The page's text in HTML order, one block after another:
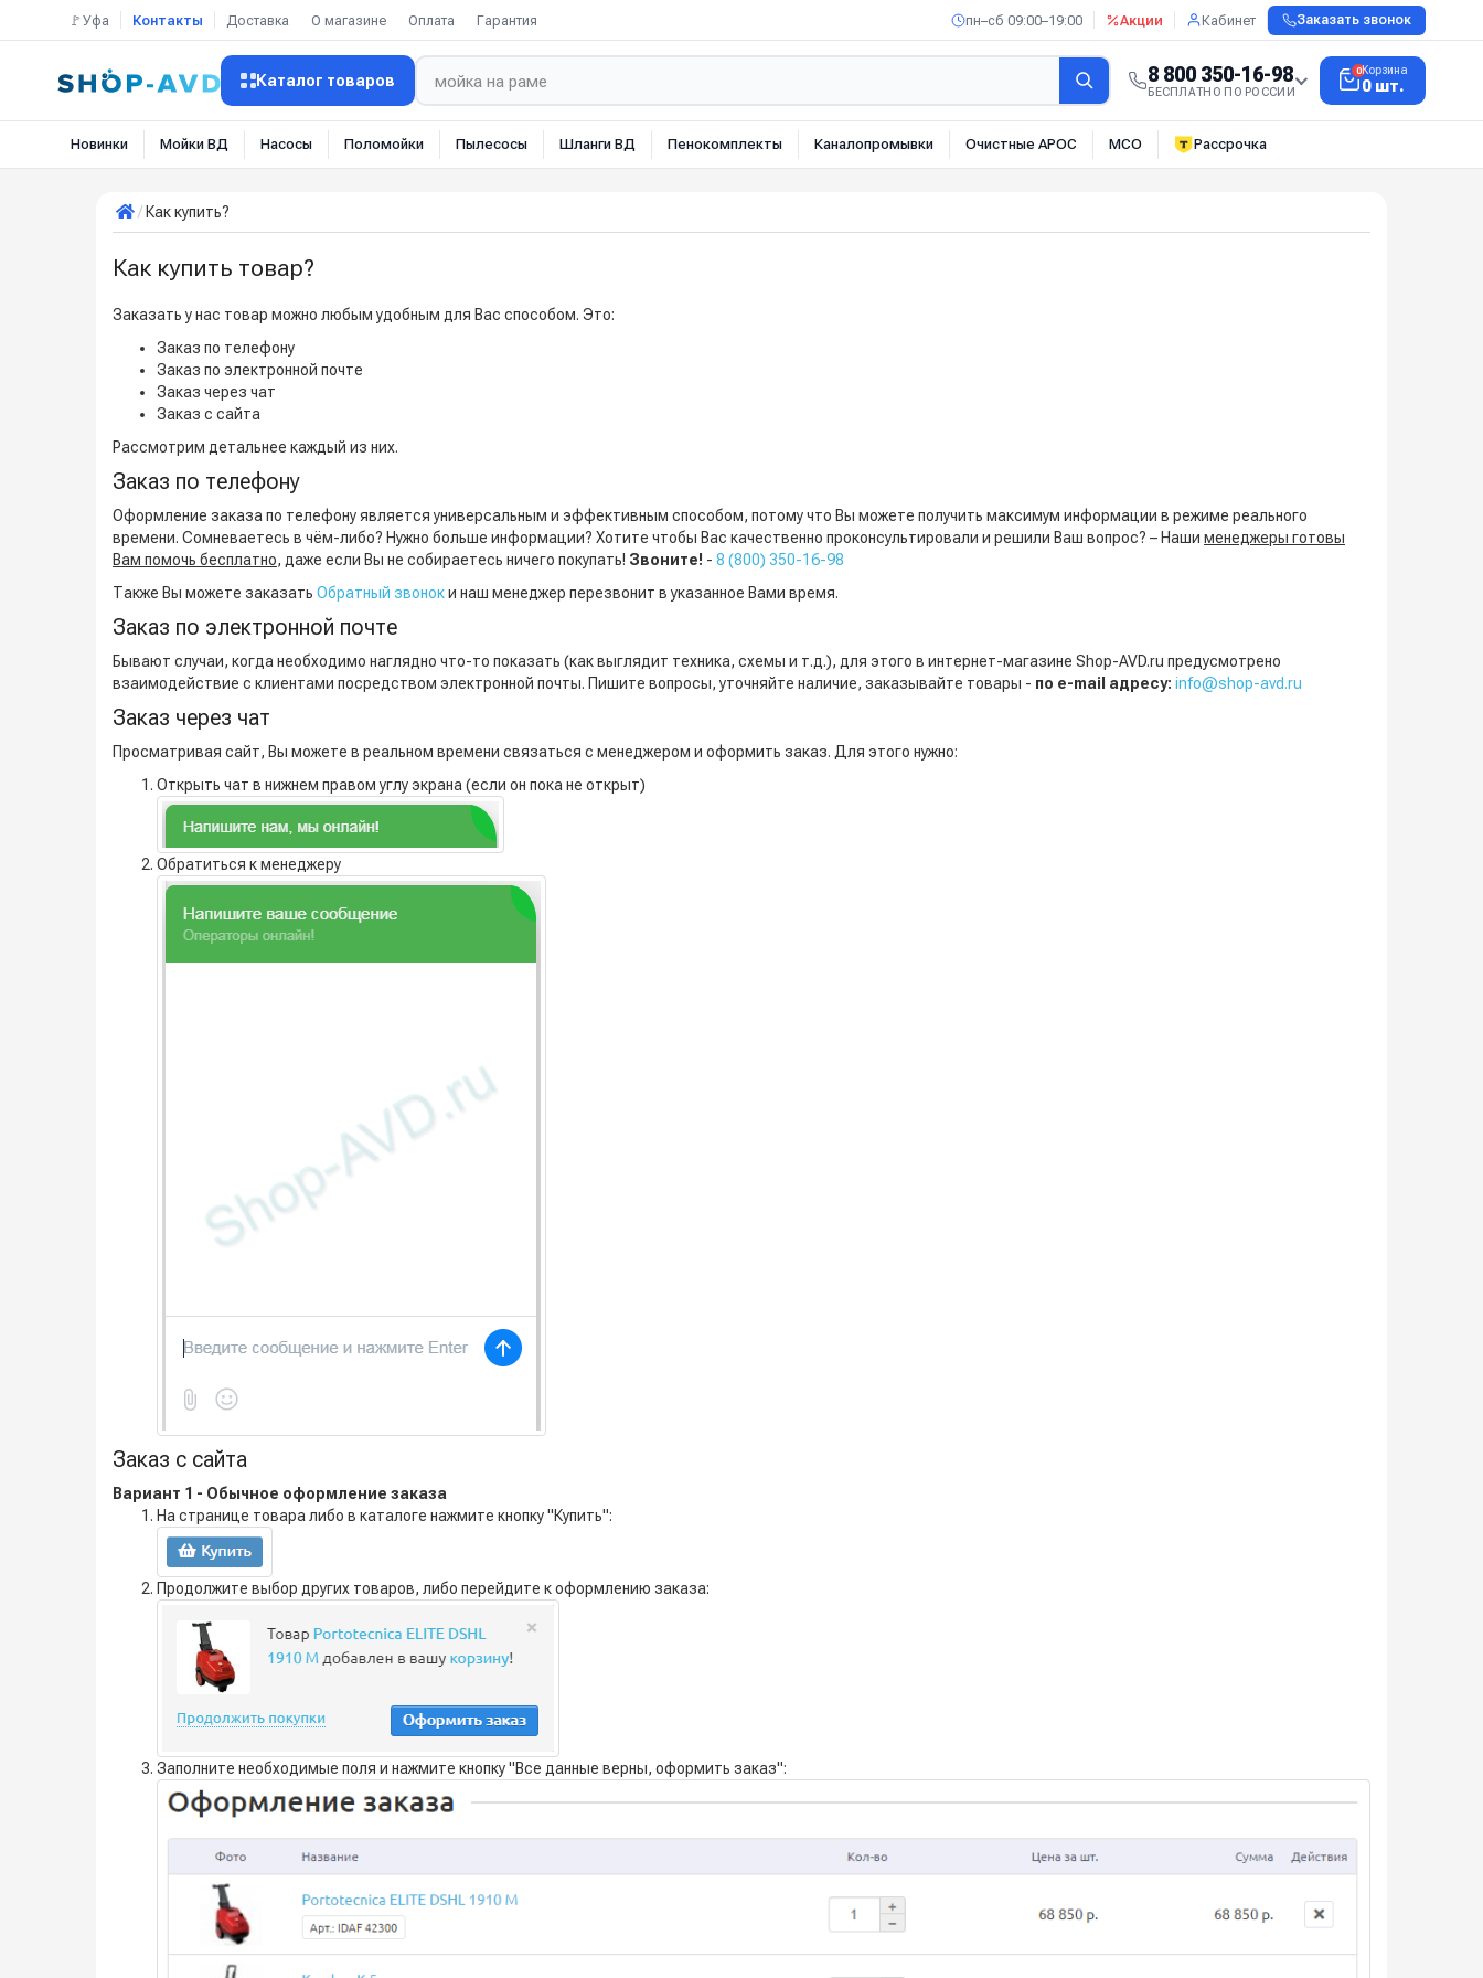
🚩Уфа Контакты Доставка О магазине Оплата Гарантия пн–сб 09:00–19:00 Акции Кабинет Заказать звонок
Каталог товаров 8 800 350-16-98
БЕСПЛАТНО ПО РОССИИ
0Корзина
0 шт.
Новинки Мойки ВД Насосы Поломойки Пылесосы Шланги ВД Пенокомплекты Каналопромывки Очистные АРОС МСО Рассрочка
Как купить?
Как купить товар?
Заказать у нас товар можно любым удобным для Вас способом. Это:
Заказ по телефону
Заказ по электронной почте
Заказ через чат
Заказ с сайта
Рассмотрим детальнее каждый из них.
Заказ по телефону
Оформление заказа по телефону является универсальным и эффективным способом, потому что Вы можете получить максимум информации в режиме реального
времени. Сомневаетесь в чём-либо? Нужно больше информации? Хотите чтобы Вас качественно проконсультировали и решили Ваш вопрос? – Наши менеджеры готовы
Вам помочь бесплатно, даже если Вы не собираетесь ничего покупать! Звоните! - 8 (800) 350-16-98
Также Вы можете заказать Обратный звоноки наш менеджер перезвонит в указанное Вами время.
Заказ по электронной почте
Бывают случаи, когда необходимо наглядно что-то показать (как выглядит техника, схемы и т.д.), для этого в интернет-магазине Shop-AVD.ru предусмотрено
взаимодействие с клиентами посредством электронной почты. Пишите вопросы, уточняйте наличие, заказывайте товары - по e-mail адресу: info@shop-avd.ru
Заказ через чат
Просматривая сайт, Вы можете в реальном времени связаться с менеджером и оформить заказ. Для этого нужно:
Открыть чат в нижнем правом углу экрана (если он пока не открыт)
Обратиться к менеджеру
Заказ с сайта
Вариант 1 - Обычное оформление заказа
На странице товара либо в каталоге нажмите кнопку "Купить":
Продолжите выбор других товаров, либо перейдите к оформлению заказа:
Заполните необходимые поля и нажмите кнопку "Все данные верны, оформить заказ":